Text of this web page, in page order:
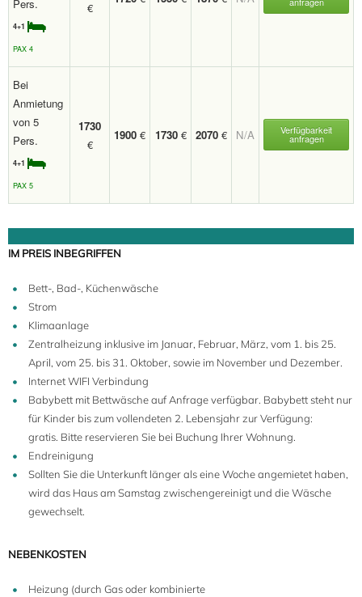
Pers.
4+1
PAX 4
€
Bei
Anmietung
von 5
Pers.
4+1
PAX 5
1730
€
1900 € 1730 € 2070 € N/A Verfügbarkeit
anfragen
IM PREIS INBEGRIFFEN
Bett-, Bad-, Küchenwäsche
Strom
Klimaanlage
Zentralheizung inklusive im Januar, Februar, März, vom 1. bis 25.
April, vom 25. bis 31. Oktober, sowie im November und Dezember.
Internet WIFI Verbindung
Babybett mit Bettwäsche auf Anfrage verfügbar. Babybett steht nur
für Kinder bis zum vollendeten 2. Lebensjahr zur Verfügung:
gratis. Bitte reservieren Sie bei Buchung Ihrer Wohnung.
Endreinigung
Sollten Sie die Unterkunft länger als eine Woche angemietet haben,
wird das Haus am Samstag zwischengereinigt und die Wäsche
gewechselt.
NEBENKOSTEN
Heizung (durch Gas oder kombinierte